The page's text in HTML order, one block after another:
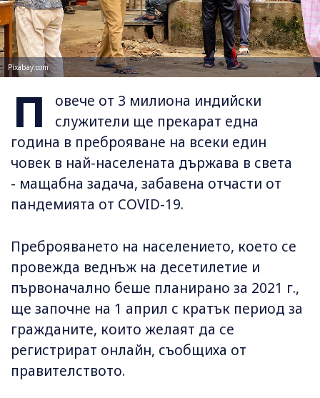
Pixabay.com
П
овече от 3 милиона индийски
служители ще прекарат една
година в преброяване на всеки един
човек в най-населената държава в света
- мащабна задача, забавена отчасти от
пандемията от COVID-19.
Преброяването на населението, което се
провежда веднъж на десетилетие и
първоначално беше планирано за 2021 г.,
ще започне на 1 април с кратък период за
гражданите, които желаят да се
регистрират онлайн, съобщиха от
правителството.